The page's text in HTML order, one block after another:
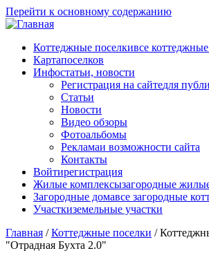
Перейти к основному содержанию
Коттеджные поселкивсе
Картапоселков
Инфостатьи, новости
Регистрация на сайтедля
Статьи
Новости
Видео обзоры
Фотоальбомы
Рекламаи возможности сайта
Контакты
Войтирегистрация
Жилые комплексызагородные
Загородные домавсе загородные
Участкиземельные участки
Главная / Коттеджные поселки /
"Отрадная Бухта 2.0"